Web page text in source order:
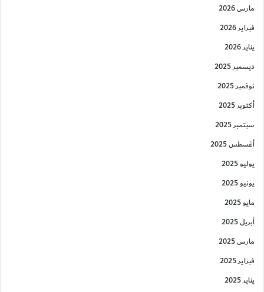
مارس 2026
فبراير 2026
يناير 2026
ديسمبر 2025
نوفمبر 2025
أكتوبر 2025
سبتمبر 2025
أغسطس 2025
يوليو 2025
يونيو 2025
مايو 2025
أبريل 2025
مارس 2025
فبراير 2025
يناير 2025